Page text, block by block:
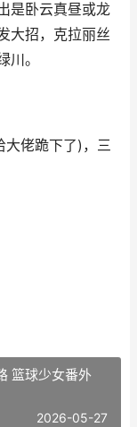
是卧云真昼或龙
大招，克拉丽丝
。
大佬跪下了)，三
篮球少女番外
2026-05-27